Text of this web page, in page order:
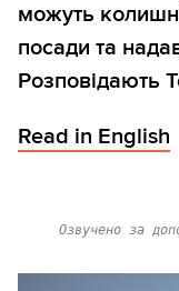
можуть
посади та
Розповідають
Read in English
Озвучено за